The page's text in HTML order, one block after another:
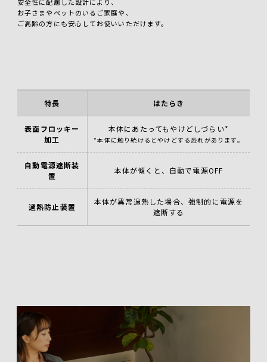
安全性に配慮した設計により、
お子さまやペットのいるご家庭や、
ご高齢の方にも安心してお使いいただけます。
特長 はたらき
表面フロッキー
加工
本体にあたってもやけどしづらい*
*本体に触り続けるとやけどする恐れがあります。
自動電源遮断装
置
本体が傾くと、自動で電源OFF
過熱防止装置
本体が異常過熱した場合、強制的に電源を
遮断する